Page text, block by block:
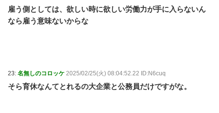
雇う側としては、欲しい時に欲しい労働力が手に入らないん
なら雇う意味ないからな
23: 名無しのコロッケ 2025/02/25(火) 08:04:52.22 ID:N6cuq
そら育休なんてとれるの大企業と公務員だけですがな。